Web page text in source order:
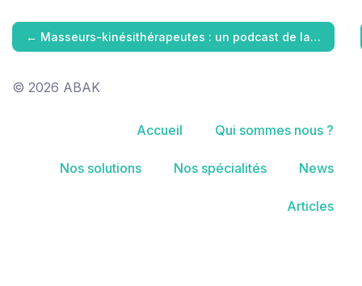
← Masseurs-kinésithérapeutes : un podcast de la…
© 2026 ABAK
Accueil Qui sommes nous ?
Nos solutions Nos spécialités News
Articles